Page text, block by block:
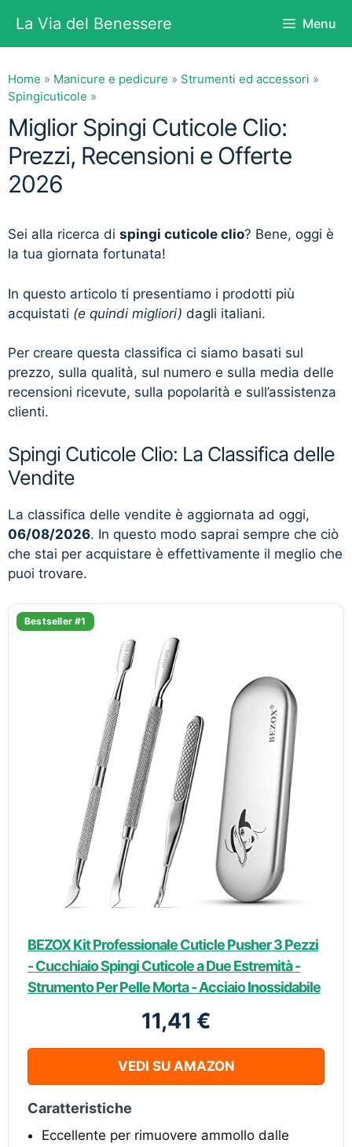
contenuto
La Via del Benessere Menu
Home » Manicure e pedicure » Strumenti ed accessori »
Spingicuticole »
Miglior Spingi Cuticole Clio:
Prezzi, Recensioni e Offerte
2026
Sei alla ricerca di spingi cuticole clio? Bene, oggi è
la tua giornata fortunata!
In questo articolo ti presentiamo i prodotti più
acquistati (e quindi migliori) dagli italiani.
Per creare questa classifica ci siamo basati sul
prezzo, sulla qualità, sul numero e sulla media delle
recensioni ricevute, sulla popolarità e sull’assistenza
clienti.
Spingi Cuticole Clio: La Classifica delle
Vendite
La classifica delle vendite è aggiornata ad oggi,
06/08/2026. In questo modo saprai sempre che ciò
che stai per acquistare è effettivamente il meglio che
puoi trovare.
Bestseller #1
BEZOX Kit Professionale Cuticle Pusher 3 Pezzi
- Cucchiaio Spingi Cuticole a Due Estremità -
Strumento Per Pelle Morta - Acciaio Inossidabile
11,41 €
VEDI SU AMAZON
Caratteristiche
Eccellente per rimuovere ammollo dalle